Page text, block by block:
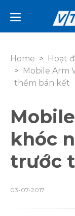
Home
Hoạt
Mobile Arm
thềm bán kết
khóc
trước
03-07-2017